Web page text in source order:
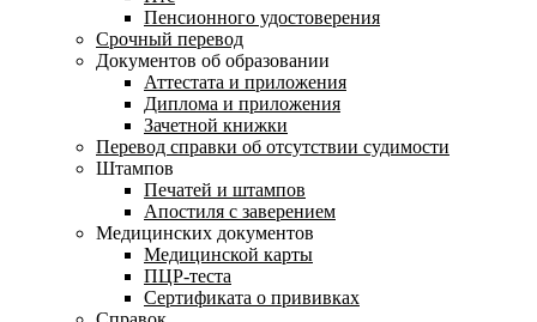
Пенсионного удостоверения
Срочный перевод
Документов об образовании
Аттестата и приложения
Диплома и приложения
Зачетной книжки
Перевод справки об отсутствии судимости
Штампов
Печатей и штампов
Апостиля с заверением
Медицинских документов
Медицинской карты
ПЦР-теста
Сертификата о прививках